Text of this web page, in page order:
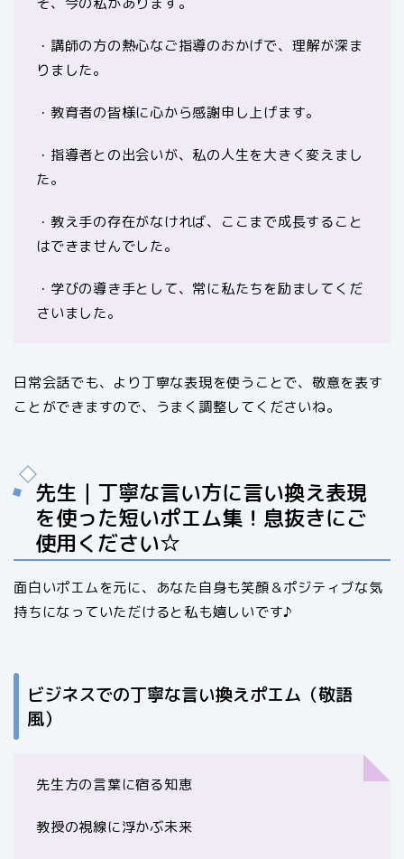
・講師の方の熱心なご指導のおかげで、理解が深ま
りました。
・教育者の皆様に心から感謝申し上げます。
・指導者との出会いが、私の人生を大きく変えまし
た。
・教え手の存在がなければ、ここまで成長すること
はできませんでした。
・学びの導き手として、常に私たちを励ましてくだ
さいました。
日常会話でも、より丁寧な表現を使うことで、敬意を表す
ことができますので、うまく調整してくださいね。
先生｜丁寧な言い方に言い換え表現
を使った短いポエム集！息抜きにご
使用ください☆
面白いポエムを元に、あなた自身も笑顔＆ポジティブな気
持ちになっていただけると私も嬉しいです♪
ビジネスでの丁寧な言い換えポエム（敬語
風）
先生方の言葉に宿る知恵
教授の視線に浮かぶ未来